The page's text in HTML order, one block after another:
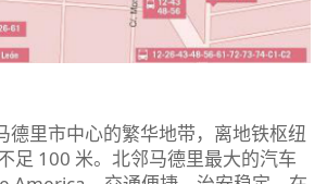
德里市中心的繁华地带，离地铁枢纽
足 100 米。北邻马德里最大的汽车